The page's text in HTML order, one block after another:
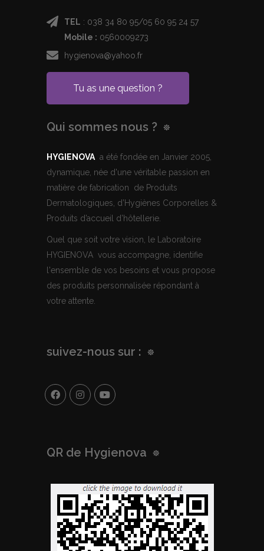
TEL : 038 34 80 95/05 60 95 24 57
Mobile : 0560009273
hygienova@yahoo.fr
Tu as une question ?
Qui sommes nous ?
HYGIENOVA a été fondée en Janvier 2005,
dynamique, née d'une véritable passion en
matière de fabrication de Produits
Dermatologiques, d’Hygiènes Corporelles &
Produits d’accueil d’hôtellerie.
Quel que soit votre vision, le Laboratoire
HYGIENOVA vous accompagne, identifie
l'ensemble de vos besoins et vous propose
des produits personnalisée répondant à
votre attente.
suivez-nous sur :
QR de Hygienova